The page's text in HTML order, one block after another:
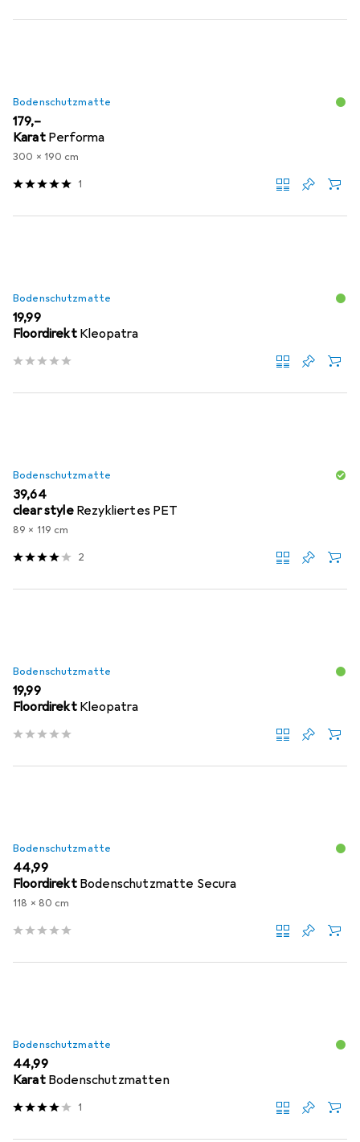
Bodenschutzmatte
EUR
179,–
Karat Performa
300 x 190 cm
1
Bodenschutzmatte
EUR
19,99
Floordirekt Kleopatra
Bodenschutzmatte
EUR
39,64
clear style Rezykliertes PET
89 x 119 cm
2
Bodenschutzmatte
EUR
19,99
Floordirekt Kleopatra
Bodenschutzmatte
EUR
44,99
Floordirekt Bodenschutzmatte Secura
118 x 80 cm
Bodenschutzmatte
EUR
44,99
Karat Bodenschutzmatten
1